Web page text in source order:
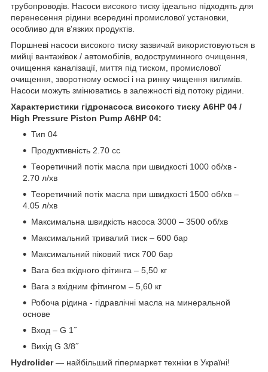
трубопроводів. Насоси високого тиску ідеально підходять для
перенесення рідини всередині промислової установки,
особливо для в'язких продуктів.
Поршневі насоси високого тиску зазвичай використовуються в
мийці вантажівок / автомобілів, водоструминного очищення,
очищення каналізації, миття під тиском, промислової
очищення, зворотному осмосі і на ринку чищення килимів.
Насоси можуть змінюватись в залежності від потоку рідини.
Характеристики гідронасоса високого тиску A6HP 04 /
High Pressure Piston Pump A6HP 04:
Тип 04
Продуктивність 2.70 сс
Теоретичний потік масла при швидкості 1000 об/хв -
2.70 л/хв
Теоретичний потік масла при швидкості 1500 об/хв –
4.05 л/хв
Максимальна швидкість насоса 3000 – 3500 об/хв
Максимальний тривалий тиск – 600 бар
Максимальний піковий тиск 700 бар
Вага без вхідного фітинга – 5,50 кг
Вага з вхідним фітингом – 5,60 кг
Робоча рідина - гідравлічні масла на минеральной
основе
Вход – G 1˝
Вихід G 3/8˝
Hydrolider— найбільший гіпермаркет техніки в Україні!